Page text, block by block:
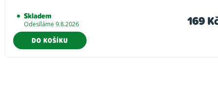
Skladem
Odesíláme 9.8.2026 169
DO KOŠÍKU